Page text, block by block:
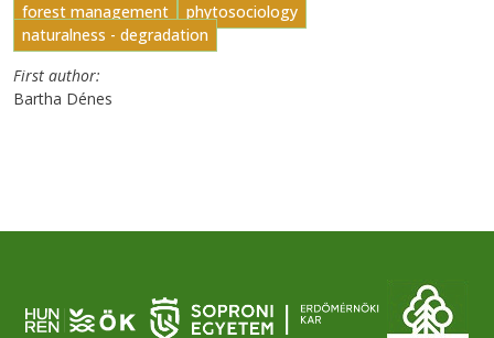
forest management
phytosociology
naturalness - degradation
First author
Bartha Dénes